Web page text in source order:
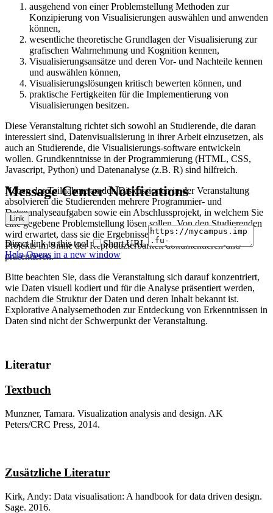
ausgehend von einer Problemstellung Methoden zur
Konzipierung von Visualisierungen auswählen und anwenden
können,
wesentliche theoretische Grundlagen der Visualisierung zur
grafischen Wahrnehmung und Kognition kennen,
Visualisierungsansätze und deren Vor- und Nachteile kennen
und auswählen können,
Visualisierungslösungen kritisch bewerten können, und
praktische Fertigkeiten für die Implementierung von
Visualisierungen besitzen.
Diese Veranstaltung richtet sich sowohl an Studierende, die daran
interessiert sind, Datenvisualisierung in ihrer Arbeit einzusetzen, als
auch an Studierende, die Visualisierungs-software entwickeln
wollen. Grundkenntnisse in der Programmierung (HTML, CSS,
Javascript, Python) und Datenanalyse (z.B. R) sind hilfreich.
Neben der Teilnahme an den Diskussionen in der Veranstaltung
absolvieren die Studierenden mehrere Programmier- und
Datenanalyseaufgaben sowie ein Abschlussprojekt, in welchem Sie
eine gegebene Problemstellung lösen sollen. Von den Studierenden
wird erwartet, dass sie die Ergebnisse der Aufgaben und des
Projekts im Sinne der Reproduzierbarkeit dokumentieren und
präsentieren.
Bitte beachten Sie, dass die Veranstaltung sich darauf konzentriert,
wie Daten visuell kodiert und für die Analyse präsentiert werden,
nachdem die Struktur der Daten und deren Inhalt bekannt ist.
Explorative Analysemethoden zur Entdeckung von Erkenntnissen in
Daten sind nicht der Schwerpunkt der Veranstaltung.
Literatur
Textbuch
Munzner, Tamara. Visualization analysis and design. AK
Peters/CRC Press, 2014.
Zusätzliche Literatur
Kirk, Andy: Data visualisation: A handbook for data driven design.
Sage. 2016.
Message Center Notifications
Link
Direct link to this tool
Short URL
Help Opens in a new window